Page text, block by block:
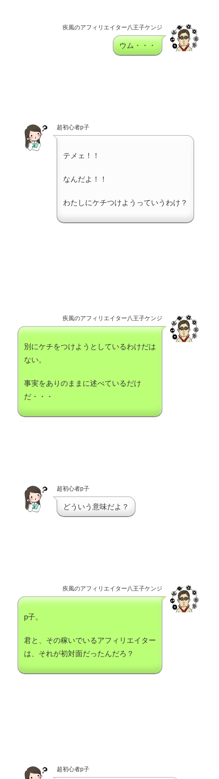
疾風のアフィリエイター八王子ケンジ
ウム・・・
超初心者p子
テメェ！！
なんだよ！！
わたしにケチつけようっていうわけ？
疾風のアフィリエイター八王子ケンジ
別にケチをつけようとしているわけだは
ない。
事実をありのままに述べているだけ
だ・・・
超初心者p子
どういう意味だよ？
疾風のアフィリエイター八王子ケンジ
p子。
君と、その稼いでいるアフィリエイター
は、それが初対面だったんだろ？
超初心者p子